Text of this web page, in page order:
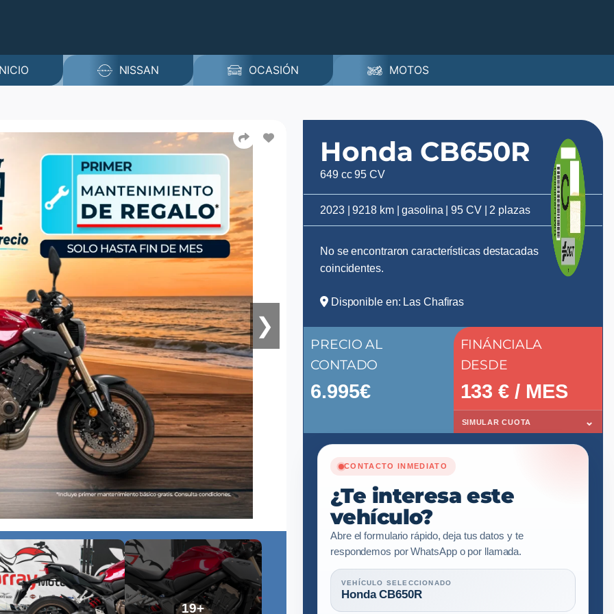
NISSAN OCASIÓN MOTOS
❯
19+
Honda CB650R
649 cc 95 CV
2023 | 9218 km | gasolina | 95 CV | 2 plazas
No se encontraron características destacadas
coincidentes.
Disponible en: Las Chafiras
PRECIO AL
CONTADO
6.995€
FINÁNCIALA
DESDE
133 € / MES
SIMULAR CUOTA ⌄
CONTACTO INMEDIATO
¿Te interesa este
vehículo?
Abre el formulario rápido, deja tus datos y te
respondemos por WhatsApp o por llamada.
VEHÍCULO SELECCIONADO
Honda CB650R